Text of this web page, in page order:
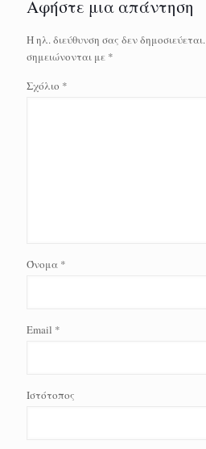
Αφήστε μια απάντηση
Η ηλ. διεύθυνση σας δεν δημοσιεύεται.
σημειώνονται με *
Σχόλιο *
Όνομα *
Email *
Ιστότοπος